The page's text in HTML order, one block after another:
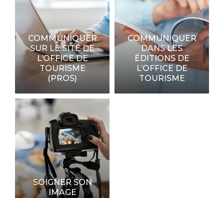
COMMUNIQUER
SUR LE SITE DE
L’OFFICE DE
TOURISME
(PROS)
COMMUNIQUER
DANS LES
ÉDITIONS DE
L’OFFICE DE
TOURISME
SOIGNER SON
IMAGE